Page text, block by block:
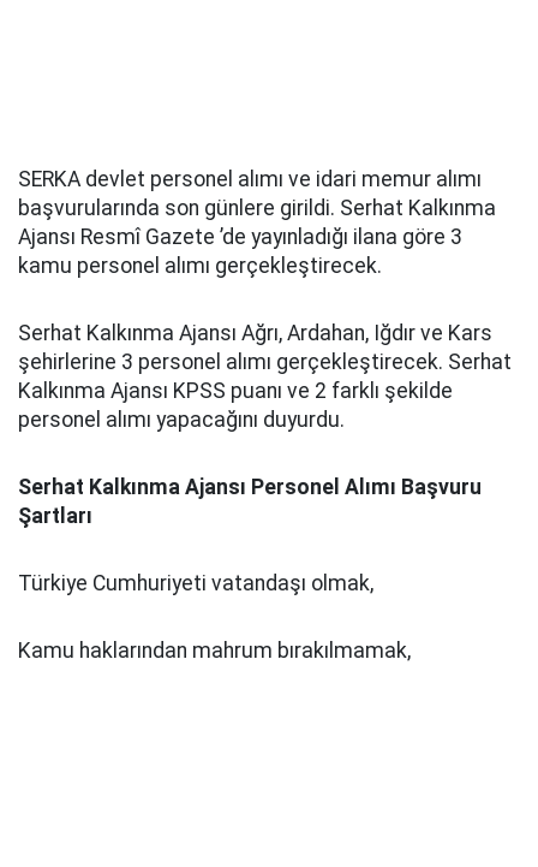
SERKA devlet personel alımı ve idari memur alımı
başvurularında son günlere girildi. Serhat Kalkınma
Ajansı Resmî Gazete ’de yayınladığı ilana göre 3
kamu personel alımı gerçekleştirecek.
Serhat Kalkınma Ajansı Ağrı, Ardahan, Iğdır ve Kars
şehirlerine 3 personel alımı gerçekleştirecek. Serhat
Kalkınma Ajansı KPSS puanı ve 2 farklı şekilde
personel alımı yapacağını duyurdu.
Serhat Kalkınma Ajansı Personel Alımı Başvuru
Şartları
Türkiye Cumhuriyeti vatandaşı olmak,
Kamu haklarından mahrum bırakılmamak,